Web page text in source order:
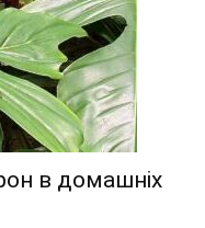
в домашніх